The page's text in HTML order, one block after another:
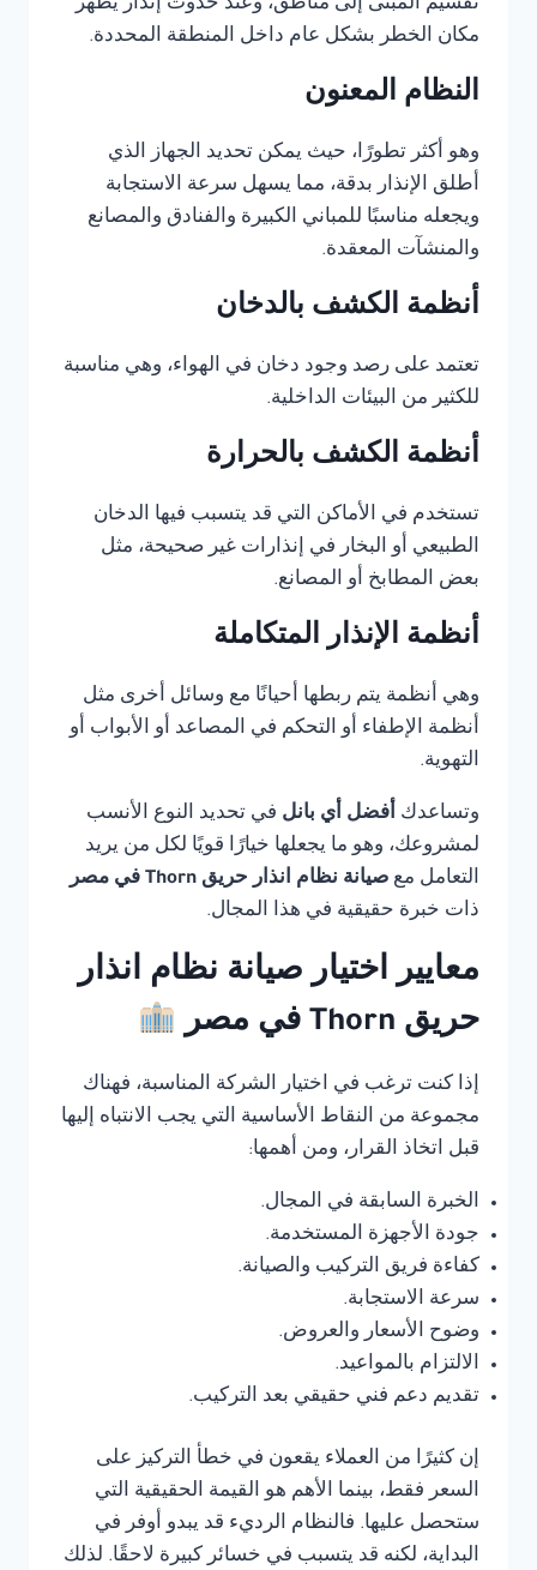
تقسيم المبنى إلى مناطق، وعند حدوث إنذار يظهر
مكان الخطر بشكل عام داخل المنطقة المحددة.
النظام المعنون
وهو أكثر تطورًا، حيث يمكن تحديد الجهاز الذي
أطلق الإنذار بدقة، مما يسهل سرعة الاستجابة
ويجعله مناسبًا للمباني الكبيرة والفنادق والمصانع
والمنشآت المعقدة.
أنظمة الكشف بالدخان
تعتمد على رصد وجود دخان في الهواء، وهي مناسبة
للكثير من البيئات الداخلية.
أنظمة الكشف بالحرارة
تستخدم في الأماكن التي قد يتسبب فيها الدخان
الطبيعي أو البخار في إنذارات غير صحيحة، مثل
بعض المطابخ أو المصانع.
أنظمة الإنذار المتكاملة
وهي أنظمة يتم ربطها أحيانًا مع وسائل أخرى مثل
أنظمة الإطفاء أو التحكم في المصاعد أو الأبواب أو
التهوية.
وتساعدك أفضل أي بانل في تحديد النوع الأنسب
لمشروعك، وهو ما يجعلها خيارًا قويًا لكل من يريد
التعامل مع صيانة نظام انذار حريق Thorn في مصر
ذات خبرة حقيقية في هذا المجال.
معايير اختيار صيانة نظام انذار
حريق Thorn في مصر
إذا كنت ترغب في اختيار الشركة المناسبة، فهناك
مجموعة من النقاط الأساسية التي يجب الانتباه إليها
قبل اتخاذ القرار، ومن أهمها:
الخبرة السابقة في المجال.
جودة الأجهزة المستخدمة.
كفاءة فريق التركيب والصيانة.
سرعة الاستجابة.
وضوح الأسعار والعروض.
الالتزام بالمواعيد.
تقديم دعم فني حقيقي بعد التركيب.
إن كثيرًا من العملاء يقعون في خطأ التركيز على
السعر فقط، بينما الأهم هو القيمة الحقيقية التي
ستحصل عليها. فالنظام الرديء قد يبدو أوفر في
البداية، لكنه قد يتسبب في خسائر كبيرة لاحقًا. لذلك